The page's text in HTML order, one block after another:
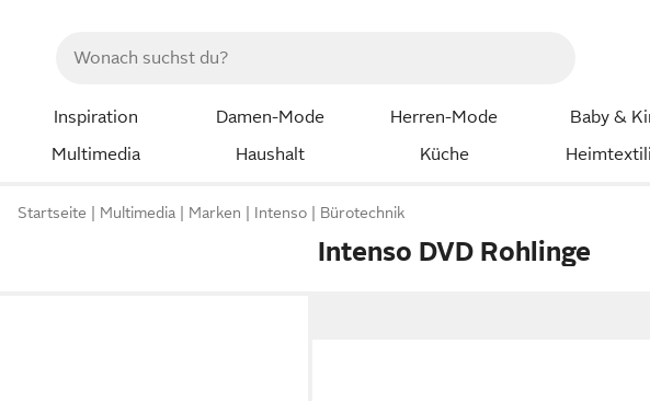
Inspiration Damen-Mode Herren-Mode Baby &
Multimedia
Haushalt Küche
Startseite Multimedia Marken Intenso Bürotechnik
Intenso DVD Rohlinge